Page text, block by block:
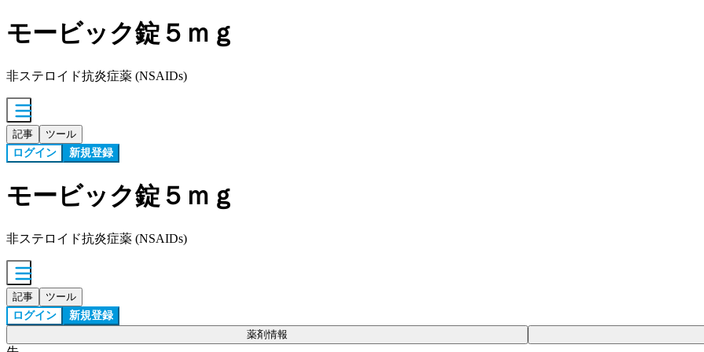
モービック錠５ｍｇ
非ステロイド抗炎症薬 (NSAIDs)
記事 ツール
ログイン 新規登録
モービック錠５ｍｇ
非ステロイド抗炎症薬 (NSAIDs)
記事 ツール
ログイン 新規登録
薬剤情報